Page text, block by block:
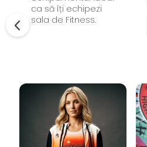
ca să îți echipezi
sala de Fitness.